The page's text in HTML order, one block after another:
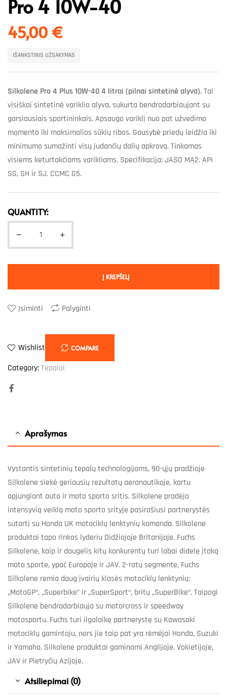
Pro 4 10W-40
45,00€
IŠANKSTINIS UŽSAKYMAS
Silkolene Pro 4 Plus 10W-40 4 litrai (pilnai sintetinė alyva).Tai
visiškai sintetinė variklio alyva, sukurta bendradarbiaujant su
garsiausiais sportininkais. Apsaugo variklį nuo pat užvedimo
momento iki maksimalios sūkių ribos. Gausybė priedų leidžia iki
minimumo sumažinti visų judančių dalių apkrovą. Tinkamas
visiems keturtakčiams varikliams. Specifikacija: JASO MA2. API
SG, SH ir SJ. CCMC G5.
QUANTITY:
Į KREPŠELĮ
Įsiminti Palyginti
Wishlist COMPARE
Category:Tepalai
Aprašymas
Vystantis sintetinių tepalų technologijoms, 90-ųjų pradžioje
Silkolene siekė geriausių rezultatų aeronautikoje, kartu
apjungiant auto ir moto sporto sritis. Silkolene pradėjo
intensyvią veiklą moto sporto srityje pasirašiusi partnerystės
sutartį su Honda UK motociklų lenktynių komanda. Silkolene
produktai tapo rinkos lyderiu Didžiojoje Britanijoje. Fuchs
Silkolene, kaip ir daugelis kitų konkurentų turi labai didelę įtaką
moto sporte, ypač Europoje ir JAV. 2-ratų segmente, Fuchs
Silkolene remia daug įvairių klasės motociklų lenktynių:
„MotoGP“, „Superbike” ir „SuperSport“, britų „SuperBike“. Taipogi
Silkolene bendradarbiauja su motorcross ir speedway
motosportu. Fuchs turi ilgalaikę partnerystę su Kawasaki
motociklų gamintoju, nors jie taip pat yra rėmėjai Honda, Suzuki
ir Yamaha. Silkolene produktai gaminami Anglijoje. Vokietijoje,
JAV ir Pietryčių Azijoje.
Atsiliepimai (0)